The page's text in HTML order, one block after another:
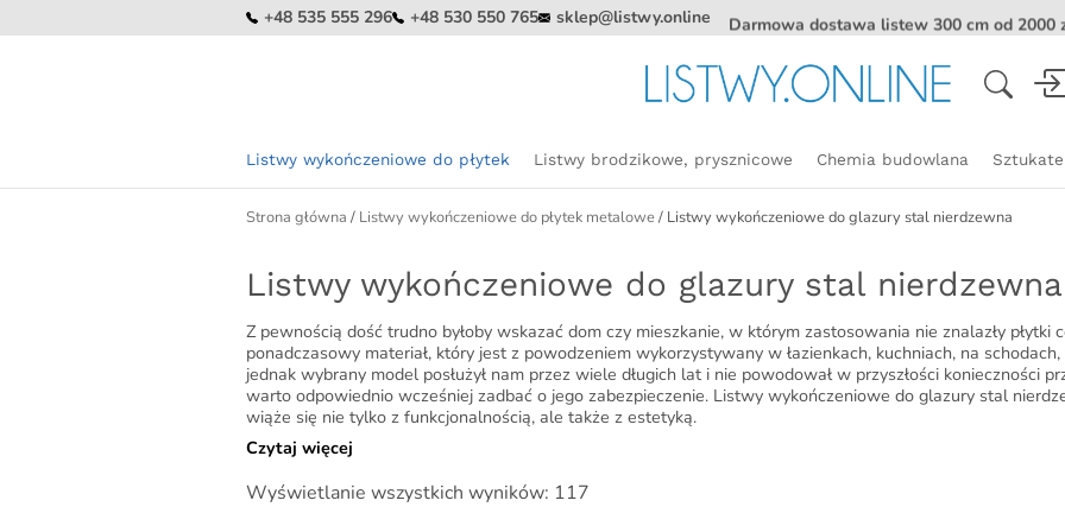
+48 535 555 296 +48 530 550 765 sklep@listwy.online
Darmowa dostawa listew 300 cm od 2000
Wyszukiwarka
produktów
Listwy wykończeniowe do płytek
KOLOR
Złote listwy
Czarne listwy
Grafitowe listwy
(gunmetal)
Miedziane listwy (kolor)
MATERIAŁ
Stal barwiona – listwy
dekoracyjne
Listwy ze stali
nierdzewnej
Listwy aluminiowe
Listwy mosiężne
RODZAJ
Listwy C oraz U
Listwy
samoprzylepne
Listwy
Listwy brodzikowe, prysznicowe
liniowego
Listwy czołowe
Chemia budowlana
Listwy
Strona główna / Listwy wykończeniowe do płytek metalowe/ Listwy wykończeniowe do glazury stal nierdzewna
Listwy wykończeniowe do glazury stal nierdzewna
Z pewnością dość trudno byłoby wskazać dom czy mieszkanie, w którym zastosowania nie znalazły płytki
ponadczasowy materiał, który jest z powodzeniem wykorzystywany w łazienkach, kuchniach, na
jednak wybrany model posłużył nam przez wiele długich lat i nie powodował w przyszłości konieczności
warto odpowiednio wcześniej zadbać o jego zabezpieczenie. Listwy wykończeniowe do glazury stal
wiąże się nie tylko z funkcjonalnością, ale także z estetyką.
Czytaj więcej
Wyświetlanie wszystkich wyników: 117